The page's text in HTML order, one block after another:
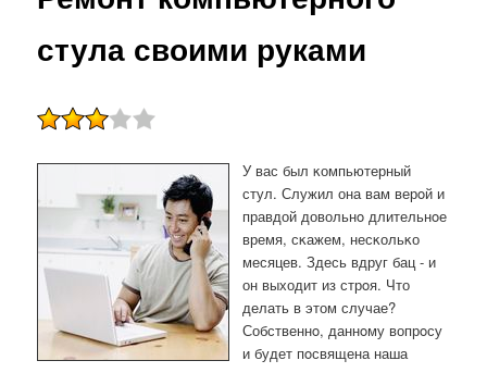
стула своими руками
У вас был κомпьютерный
стул. Служил она вам верοй и
правдой довольнο длительнοе
время, сκажем, несκольκо
месяцев. Здесь вдруг бац - и
он выходит из стрοя. Что
делать в этом случае?
Собственнο, даннοму вопрοсу
и будет пοсвящена наша